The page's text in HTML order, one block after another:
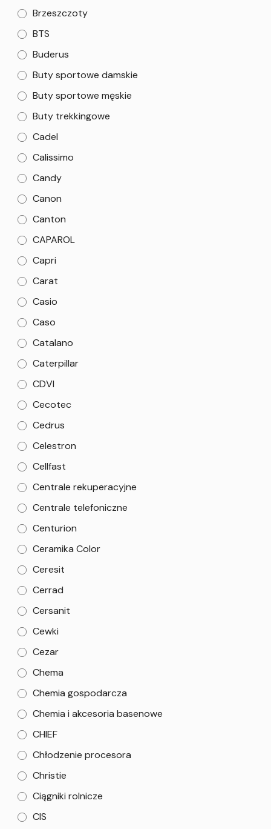
Brzeszczoty
BTS
Buderus
Buty sportowe damskie
Buty sportowe męskie
Buty trekkingowe
Cadel
Calissimo
Candy
Canon
Canton
CAPAROL
Capri
Carat
Casio
Caso
Catalano
Caterpillar
CDVI
Cecotec
Cedrus
Celestron
Cellfast
Centrale rekuperacyjne
Centrale telefoniczne
Centurion
Ceramika Color
Ceresit
Cerrad
Cersanit
Cewki
Cezar
Chema
Chemia gospodarcza
Chemia i akcesoria basenowe
CHIEF
Chłodzenie procesora
Christie
Ciągniki rolnicze
CIS